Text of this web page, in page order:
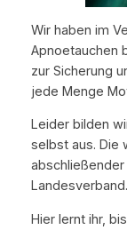
Wir haben im
Apnoetauchen
zur Sicherung
jede Menge
Leider bilden
selbst aus. Die
Landesverband.
Hier lernt ihr,